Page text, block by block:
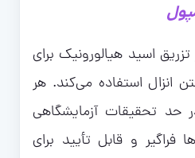
اسید هیالورونیک برای
انزال استفاده می‌کند. هر
تحقیقات آزمایشگاهی
فراگیر و قابل تأیید برای